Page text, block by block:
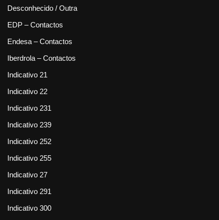
Desconhecido / Outra
EDP – Contactos
Endesa – Contactos
Iberdrola – Contactos
Indicativo 21
Indicativo 22
Indicativo 231
Indicativo 239
Indicativo 252
Indicativo 255
Indicativo 27
Indicativo 291
Indicativo 300